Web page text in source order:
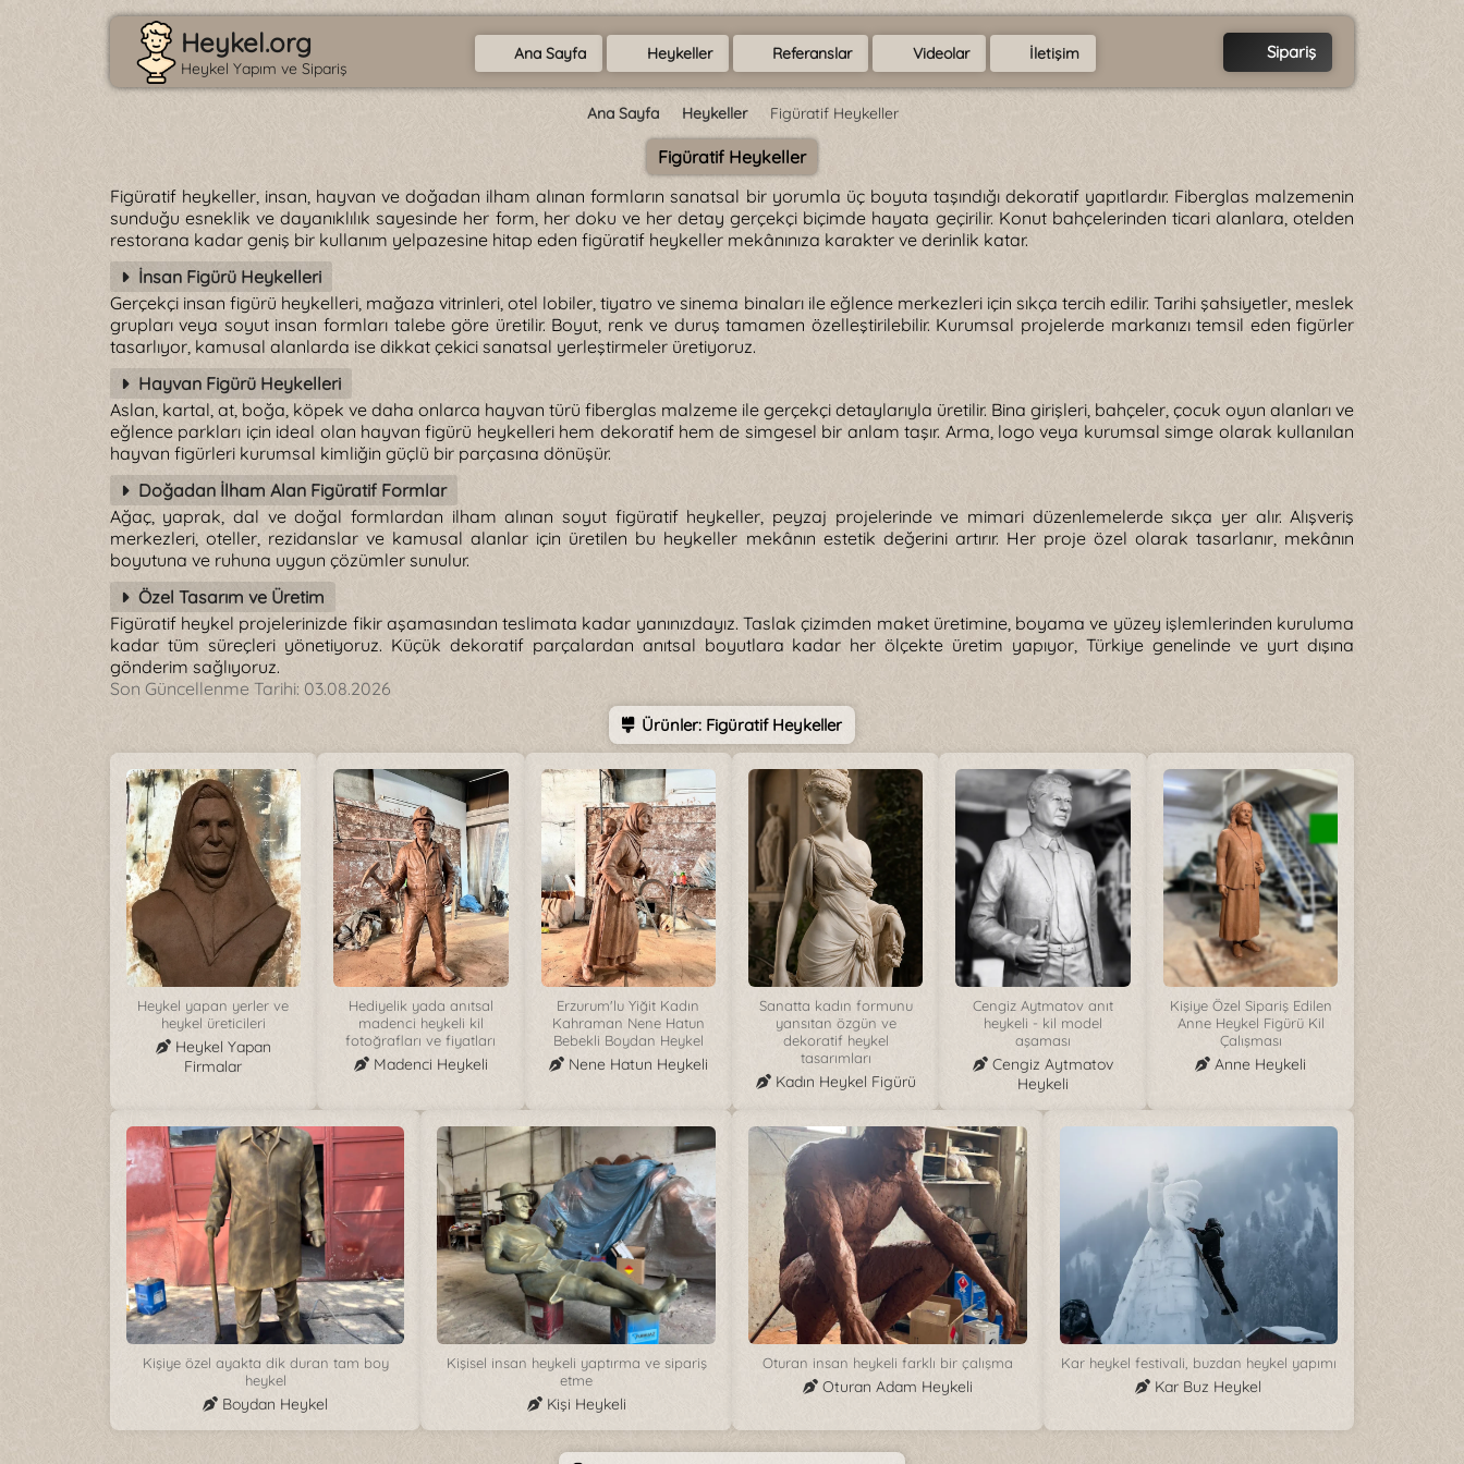
Heykel.org
Heykel Yapım ve Sipariş
Ana Sayfa Heykeller Referanslar Videolar İletişim Sipariş
Ana Sayfa Heykeller Figüratif Heykeller
Figüratif Heykeller
Figüratif heykeller, insan, hayvan ve doğadan ilham alınan formların sanatsal bir yorumla üç boyuta taşındığı dekoratif yapıtlardır. Fiberglas malzemenin
sunduğu esneklik ve dayanıklılık sayesinde her form, her doku ve her detay gerçekçi biçimde hayata geçirilir. Konut bahçelerinden ticari alanlara, otelden
restorana kadar geniş bir kullanım yelpazesine hitap eden figüratif heykeller mekânınıza karakter ve derinlik katar.
İnsan Figürü Heykelleri
Gerçekçi insan figürü heykelleri, mağaza vitrinleri, otel lobiler, tiyatro ve sinema binaları ile eğlence merkezleri için sıkça tercih edilir. Tarihi şahsiyetler, meslek
grupları veya soyut insan formları talebe göre üretilir. Boyut, renk ve duruş tamamen özelleştirilebilir. Kurumsal projelerde markanızı temsil eden figürler
tasarlıyor, kamusal alanlarda ise dikkat çekici sanatsal yerleştirmeler üretiyoruz.
Hayvan Figürü Heykelleri
Aslan, kartal, at, boğa, köpek ve daha onlarca hayvan türü fiberglas malzeme ile gerçekçi detaylarıyla üretilir. Bina girişleri, bahçeler, çocuk oyun alanları ve
eğlence parkları için ideal olan hayvan figürü heykelleri hem dekoratif hem de simgesel bir anlam taşır. Arma, logo veya kurumsal simge olarak kullanılan
hayvan figürleri kurumsal kimliğin güçlü bir parçasına dönüşür.
Doğadan İlham Alan Figüratif Formlar
Ağaç, yaprak, dal ve doğal formlardan ilham alınan soyut figüratif heykeller, peyzaj projelerinde ve mimari düzenlemelerde sıkça yer alır. Alışveriş
merkezleri, oteller, rezidanslar ve kamusal alanlar için üretilen bu heykeller mekânın estetik değerini artırır. Her proje özel olarak tasarlanır, mekânın
boyutuna ve ruhuna uygun çözümler sunulur.
Özel Tasarım ve Üretim
Figüratif heykel projelerinizde fikir aşamasından teslimata kadar yanınızdayız. Taslak çizimden maket üretimine, boyama ve yüzey işlemlerinden kuruluma
kadar tüm süreçleri yönetiyoruz. Küçük dekoratif parçalardan anıtsal boyutlara kadar her ölçekte üretim yapıyor, Türkiye genelinde ve yurt dışına
gönderim sağlıyoruz.
Son Güncellenme Tarihi: 03.08.2026
Ürünler: Figüratif Heykeller
Heykel yapan yerler ve
heykel üreticileri
Heykel Yapan
Firmalar
Hediyelik yada anıtsal
madenci heykeli kil
fotoğrafları ve fiyatları
Madenci Heykeli
Erzurum'lu Yiğit Kadın
Kahraman Nene Hatun
Bebekli Boydan Heykel
Nene Hatun Heykeli
Sanatta kadın formunu
yansıtan özgün ve
dekoratif heykel
tasarımları
Kadın Heykel Figürü
Cengiz Aytmatov anıt
heykeli - kil model
aşaması
Cengiz Aytmatov
Heykeli
Kişiye Özel Sipariş Edilen
Anne Heykel Figürü Kil
Çalışması
Anne Heykeli
Kişiye özel ayakta dik duran tam boy
heykel
Boydan Heykel
Kişisel insan heykeli yaptırma ve sipariş
etme
Kişi Heykeli
Oturan insan heykeli farklı bir çalışma
Oturan Adam Heykeli
Kar heykel festivali, buzdan heykel yapımı
Kar Buz Heykel